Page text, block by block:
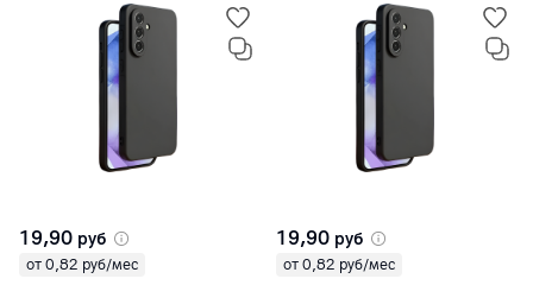
19,90 руб
от 0,82 руб/мес
19,90 руб
от 0,82 руб/мес